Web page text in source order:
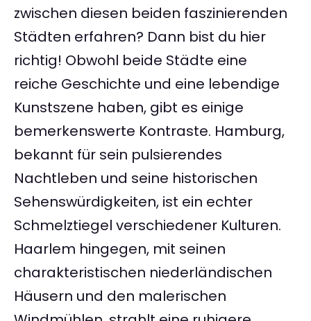
zwischen diesen beiden faszinierenden
Städten erfahren? Dann bist du hier
richtig! Obwohl beide Städte eine
reiche Geschichte und eine lebendige
Kunstszene haben, gibt es einige
bemerkenswerte Kontraste. Hamburg,
bekannt für sein pulsierendes
Nachtleben und seine historischen
Sehenswürdigkeiten, ist ein echter
Schmelztiegel verschiedener Kulturen.
Haarlem hingegen, mit seinen
charakteristischen niederländischen
Häusern und den malerischen